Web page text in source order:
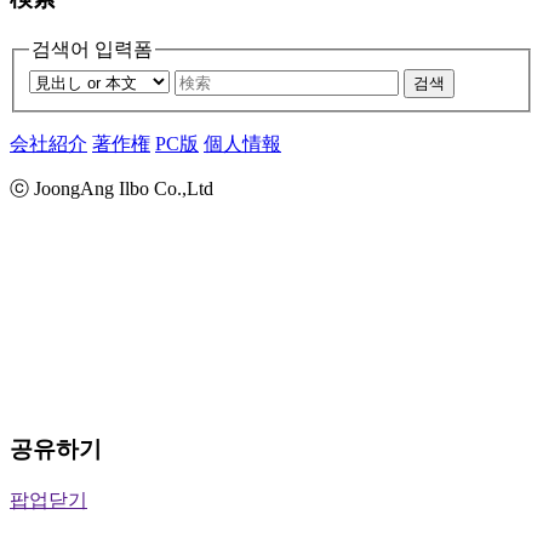
검색어 입력폼
검색
会社紹介 著作権 PC版 個人情報
ⓒ JoongAng Ilbo Co.,Ltd
공유하기
팝업닫기